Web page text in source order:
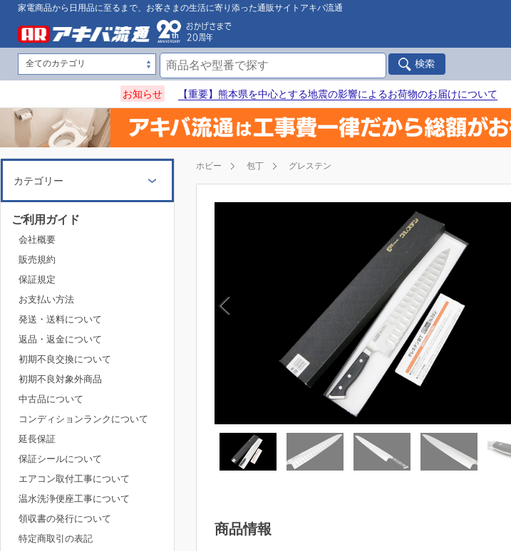
家電商品から日用品に至るまで、お客さまの生活に寄り添った通販サイトアキバ流通
お知らせ 【重要】熊本県を中心とする地震の影響によるお荷物のお届けについて
ホビー 包丁 グレステン
商品情報
カテゴリー
ご利用ガイド
会社概要
販売規約
保証規定
お支払い方法
発送・送料について
返品・返金について
初期不良交換について
初期不良対象外商品
中古品について
コンディションランクについて
延長保証
保証シールについて
エアコン取付工事について
温水洗浄便座工事について
領収書の発行について
特定商取引の表記